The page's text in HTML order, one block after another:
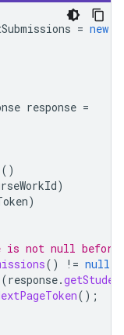
= new
response =
()
)
)
is not null
() != null
(response.
();